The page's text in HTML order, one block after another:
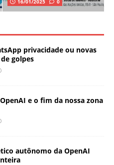
16/01/2025 0
privacidade ou novas
golpes
e o fim da nossa zona
autônomo da OpenAI